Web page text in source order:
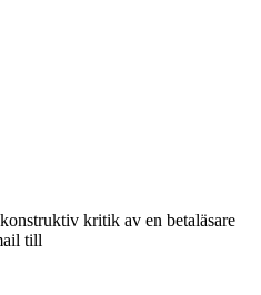
kritik av en betaläsare
till